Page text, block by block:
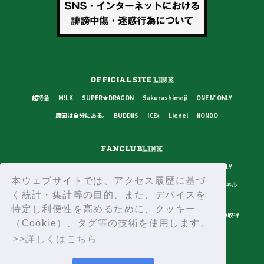
本ウェブサイトでは、アクセス履歴に基づ
く統計・集計等の目的、また、デバイスを
特定し利便性を高めるために、クッキー
（Cookie）、タグ等の技術を使用します。
>>詳しくはこちら
OFFICIAL SITELINK
超特急 M!LK SUPER★DRAGON Sakurashimeji
ONE N' ONLY
原因は自分にある。
BUDDiiS ICEx Lienel iiONDO
FANCLUBLINK
ONE N' ONLY
原因は自分にある。
BUDDiiS ICEx Lienel スターダストチャンネル
プライバシーポリシー ご利用規約 推奨環境 ヘルプ・お問い合わせ
ID取得